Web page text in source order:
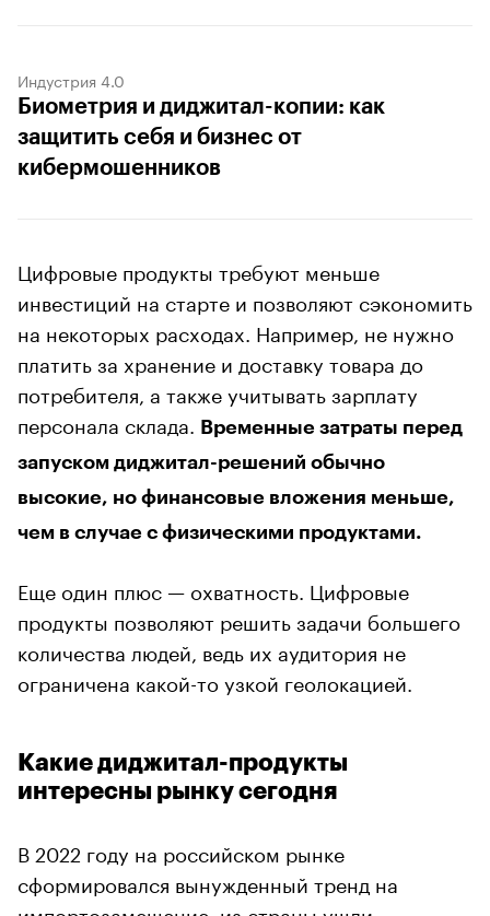
Индустрия 4.0
Биометрия и диджитал-копии: как
защитить себя и бизнес от
кибермошенников
Цифровые продукты требуют меньше
инвестиций на старте и позволяют сэкономить
на некоторых расходах. Например, не нужно
платить за хранение и доставку товара до
потребителя, а также учитывать зарплату
персонала склада.
Временные затраты перед
запуском диджитал-решений обычно
высокие, но финансовые вложения меньше,
чем в случае с физическими продуктами.
Еще один плюс — охватность. Цифровые
продукты позволяют решить задачи большего
количества людей, ведь их аудитория не
ограничена какой-то узкой геолокацией.
Какие диджитал-продукты
интересны рынку сегодня
В 2022 году на российском рынке
сформировался вынужденный тренд на